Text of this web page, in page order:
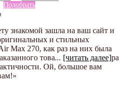
Подобрать
знакомой зашла на ваш сайт и
и стильных
Max 270, как раз на них была
това... [читать далее]ра
Ой, большое вам
»